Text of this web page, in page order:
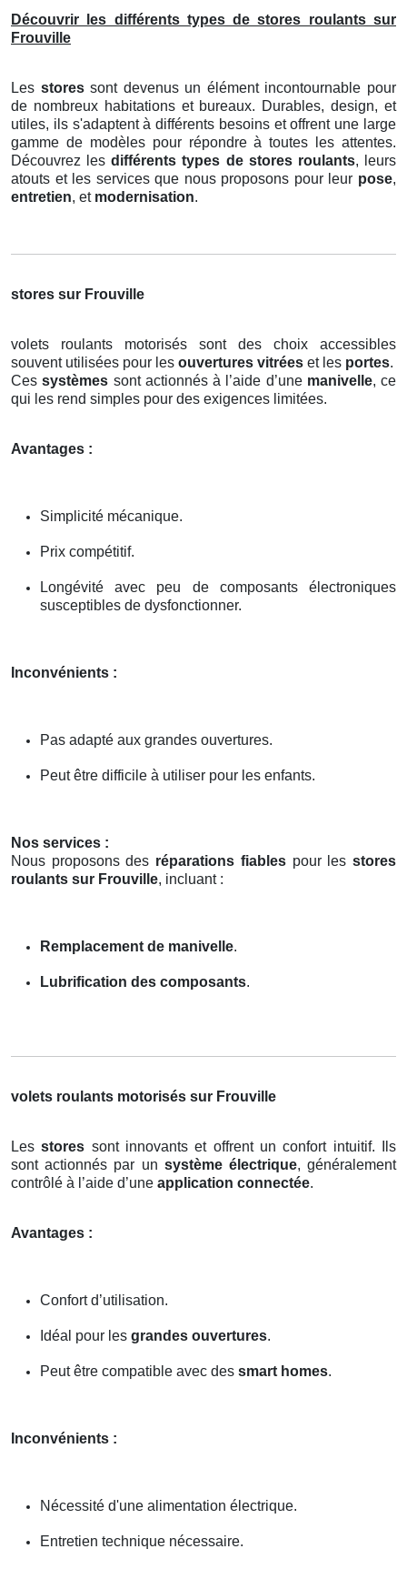
Découvrir les différents types de stores roulants sur
Frouville
Les storessont devenus un élément incontournable pour
de nombreux habitations et bureaux. Durables, design, et
utiles, ils s'adaptent à différents besoins et offrent une large
gamme de modèles pour répondre à toutes les attentes.
Découvrez lesdifférents types de stores roulants, leurs
atouts et les services que nous proposons pour leur pose,
entretien, et modernisation.
stores sur Frouville
volets roulants motorisés sont des choix accessibles
souvent utilisées pour les ouvertures vitrées et les portes.
Cessystèmes sont actionnés à l’aide d’une manivelle, ce
qui les rend simples pour des exigences limitées.
Avantages :
Simplicité mécanique.
Prix compétitif.
Longévité avec peu de composants électroniques
susceptibles de dysfonctionner.
Inconvénients :
Pas adapté aux grandes ouvertures.
Peut être difficile à utiliser pour les enfants.
Nos services :
Nous proposons des réparations fiablespour lesstores
roulants sur Frouville, incluant :
Remplacement de manivelle.
Lubrification des composants.
volets roulants motorisés sur Frouville
Lesstores sont innovants et offrent un confort intuitif. Ils
sont actionnés par un système électrique, généralement
contrôlé à l’aide d’une application connectée.
Avantages :
Confort d’utilisation.
Idéal pour les grandes ouvertures.
Peut être compatible avec des smart homes.
Inconvénients :
Nécessité d'une alimentation électrique.
Entretien technique nécessaire.